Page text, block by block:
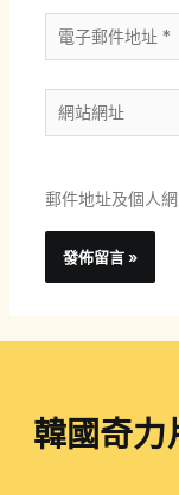
*
電
子
郵
件
*
站
址
郵件地址及個人
韓國奇力